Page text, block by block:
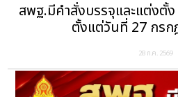
สพฐ.มีคำสั่งบรรจุและแต่งตั้
ตั้งแต่วันที่ 27 กรก
28 ก.ค. 2569